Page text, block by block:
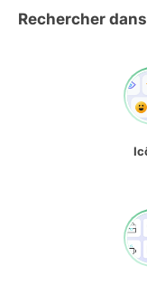
Rechercher